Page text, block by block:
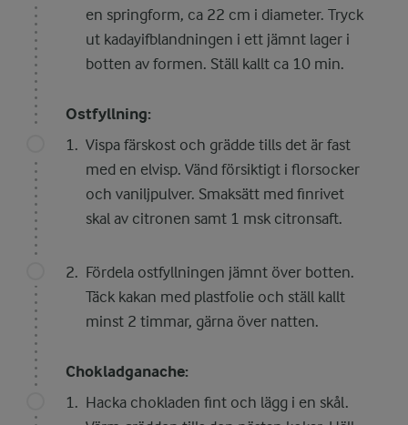
en springform, ca 22 cm i diameter. Tryck
ut kadayifblandningen i ett jämnt lager i
botten av formen. Ställ kallt ca 10 min.
Ostfyllning:
Vispa färskost och grädde tills det är fast
med en elvisp. Vänd försiktigt i florsocker
och vaniljpulver. Smaksätt med finrivet
skal av citronen samt 1 msk citronsaft.
Fördela ostfyllningen jämnt över botten.
Täck kakan med plastfolie och ställ kallt
minst 2 timmar, gärna över natten.
Chokladganache:
Hacka chokladen fint och lägg i en skål.